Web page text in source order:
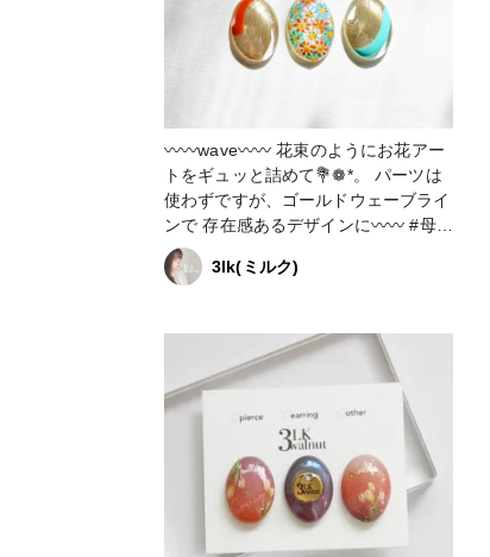
〰︎〰︎wave〰︎〰︎ 花束のようにお花アー
トをギュッと詰めて💐❁*。 パーツは
使わずですが、ゴールドウェーブライ
ンで 存在感あるデザインに〰︎〰︎ #母の
日コンテスト2023 #アクセサリー部 #
販売中 #ピアス #イヤリング #ネイル3lk(ミルク)